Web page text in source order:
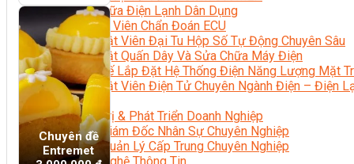
Sửa Chữa Điện Lạnh Dân Dụng
Chuyên Viên Chẩn Đoán ECU
Kỹ Thuật Viên Đại Tu Hộp Số Tự Động Chuyên Sâu
Kỹ Thuật Quấn Dây Và Sửa Chữa Máy Điện
Thiết Kế Lắp Đặt Hệ Thống Điện Năng Lượng Mặt
Kỹ Thuật Viên Điện Tử Chuyên Ngành Điện – Điện
Ngành Khác
Quản Trị & Phát Triển Doanh Nghiệp
Giám Đốc Nhân Sự Chuyên Nghiệp
Quản Lý Cấp Trung Chuyên Nghiệp
Chuyên đề
Entremet